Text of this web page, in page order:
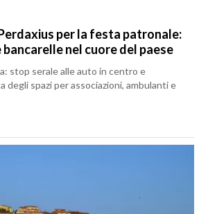
per la festa patronale:
bancarelle nel cuore del paese
stop serale alle auto in centro e
degli spazi per associazioni, ambulanti e